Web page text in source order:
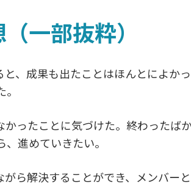
一部抜粋）
、成果も出たことはほんとによか
ったことに気づけた。終わったば
進めていきたい。
ら解決することができ、メンバー